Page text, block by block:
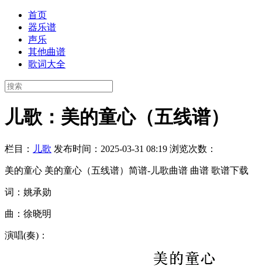
首页
器乐谱
声乐
其他曲谱
歌词大全
儿歌：美的童心（五线谱）
栏目： 儿歌 发布时间：2025-03-31 08:19 浏览次数：
美的童心 美的童心（五线谱）简谱-儿歌曲谱 曲谱 歌谱下载
词：姚承勋
曲：徐晓明
演唱(奏)：